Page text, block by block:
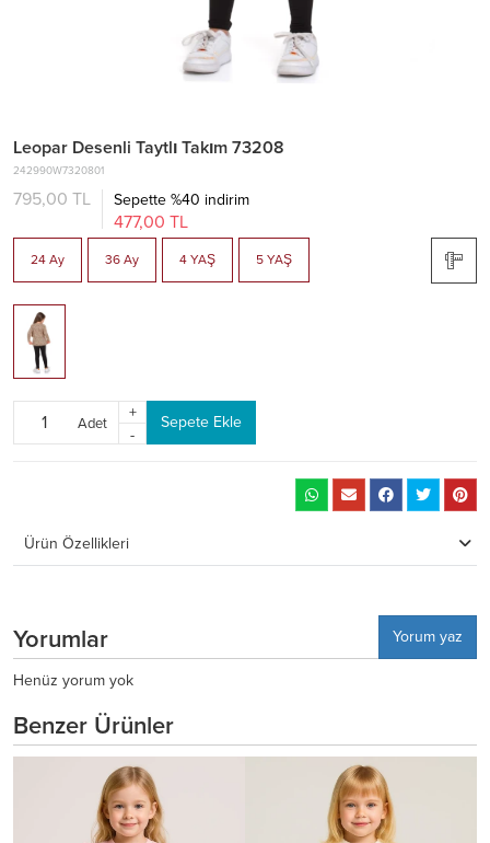
Leopar Desenli Taytlı Takım 73208
242990W7320801
795,00 TL Sepette %40 indirim
477,00 TL
24 Ay 36 Ay 4 YAŞ 5 YAŞ
Adet
+
-
Sepete Ekle
Ürün Özellikleri
Yorumlar
Yorum yaz
Henüz yorum yok
Benzer Ürünler